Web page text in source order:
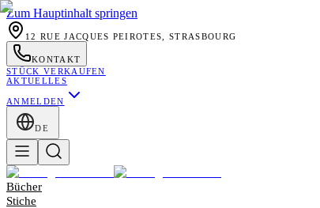
Zum Hauptinhalt springen
12 RUE JACQUES PEIROTES, STRASBOURG
KONTAKT
STÜCK VERKAUFEN
AKTUELLES
ANMELDEN
DE
Bücher
Stiche